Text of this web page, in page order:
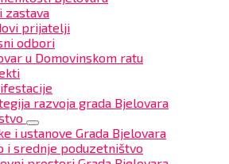
zastava
prijatelji
odbori
u Domovinskom ratu
razvoja grada Bjelovara
i ustanove Grada Bjelovara
i srednje poduzetništvo